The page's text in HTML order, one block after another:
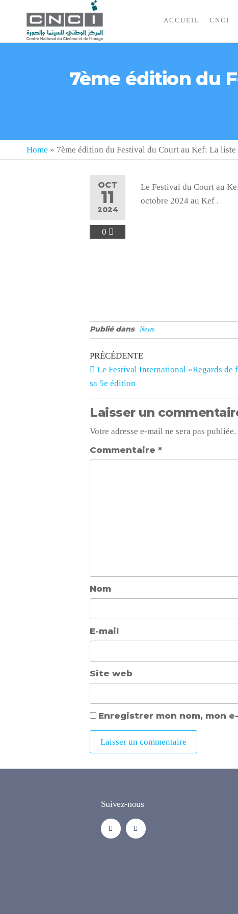
ACCUEIL CNCI
7ème édition du
Home » 7ème édition du Festival du Court au Kef: La
OCT
11
2024
0
Le Festival du Court au
octobre 2024 au Kef .
Publié dans News
PRÉCÉDENTE
Le Festival International «Regards de
sa 5e édition
Laisser un
Votre adresse e-mail ne sera pas publiée.
Commentaire *
Nom
E-mail
Site web
Enregistrer mon nom, mon
Suivez-nous